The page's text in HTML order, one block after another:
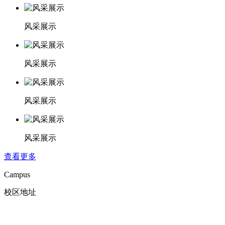
风采展示
风采展示
风采展示
风采展示
查看更多
Campus
校区地址